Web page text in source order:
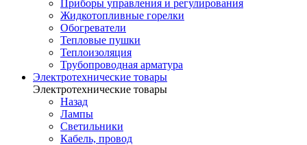
Приборы управления и регулирования
Жидкотопливные горелки
Обогреватели
Тепловые пушки
Теплоизоляция
Трубопроводная арматура
Электротехнические товары
Электротехнические товары
Назад
Лампы
Светильники
Кабель, провод